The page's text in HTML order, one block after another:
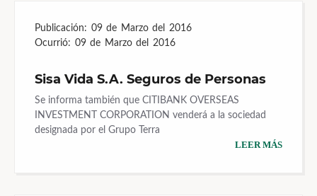
Publicación: 09 de Marzo del 2016
Ocurrió: 09 de Marzo del 2016
Sisa Vida S.A. Seguros de Personas
Se informa también que CITIBANK OVERSEAS
INVESTMENT CORPORATION venderá a la sociedad
designada por el Grupo Terra
LEER MÁS